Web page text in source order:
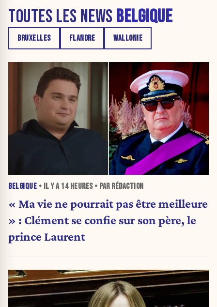
TOUTES LES NEWS BELGIQUE
BRUXELLES FLANDRE WALLONIE
BELGIQUE • IL Y A 14 HEURES• PAR RÉDACTION
« Ma vie ne pourrait pas être meilleure
» : Clément se confie sur son père, le
prince Laurent